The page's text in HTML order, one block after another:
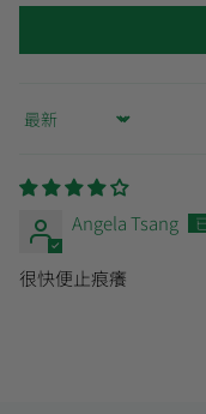
Sort by
Angela Tsang
很快便止痕癢